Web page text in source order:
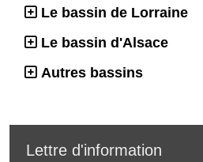
Le bassin de Lorraine
Le bassin d'Alsace
Autres bassins
Lettre d'information